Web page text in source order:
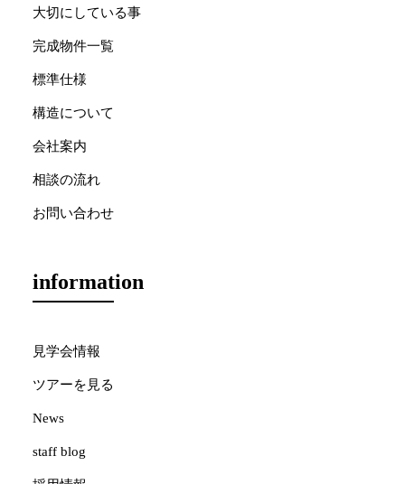
大切にしている事
完成物件一覧
標準仕様
構造について
会社案内
相談の流れ
お問い合わせ
information
見学会情報
ツアーを見る
News
staff blog